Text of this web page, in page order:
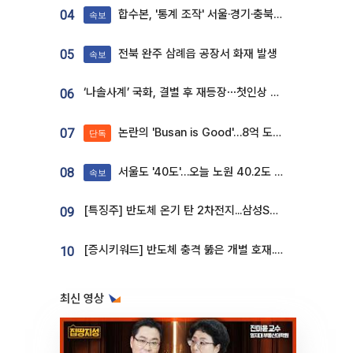
04 속보 합수본, '통계 조작' 서울·경기·충북 선관위 등 추가 압수수색
05 속보 전북 완주 삼례읍 공장서 화재 발생
06 ‘나솔사계’ 국화, 결별 후 재등장⋯첫인상 투표 휩쓸고 ‘인기녀’ 등극
07 단독 논란의 'Busan is Good'…8억 도시브랜드, 용산 대통령실 CI 업체가 수행
08 속보 서울도 '40도'…오늘 노원 40.2도 기록
09 [특징주] 반도체 온기 탄 2차전지...삼성SDI, 장 초반 7% 넘게 껑충
10 [증시키워드] 반도체 충격 뚫은 개별 호재...포스코퓨처엠·에코프로·한화솔루션 '눈길'
최신 영상